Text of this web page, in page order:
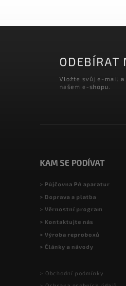
ODEBÍRAT
Vložte svůj e-mail a
našem e-shopu.
KAM SE PODÍVAT
> Půjčovna PA aparatur
> Doprava a platba
> Věrnostní program
> Kontaktujte nás
> Výroba reproboxů
> Články a návody
> Obchodní podmínky